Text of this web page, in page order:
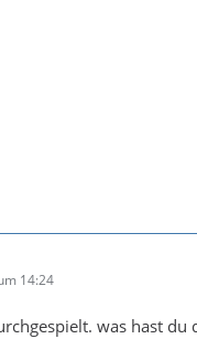
14:24
was hast du